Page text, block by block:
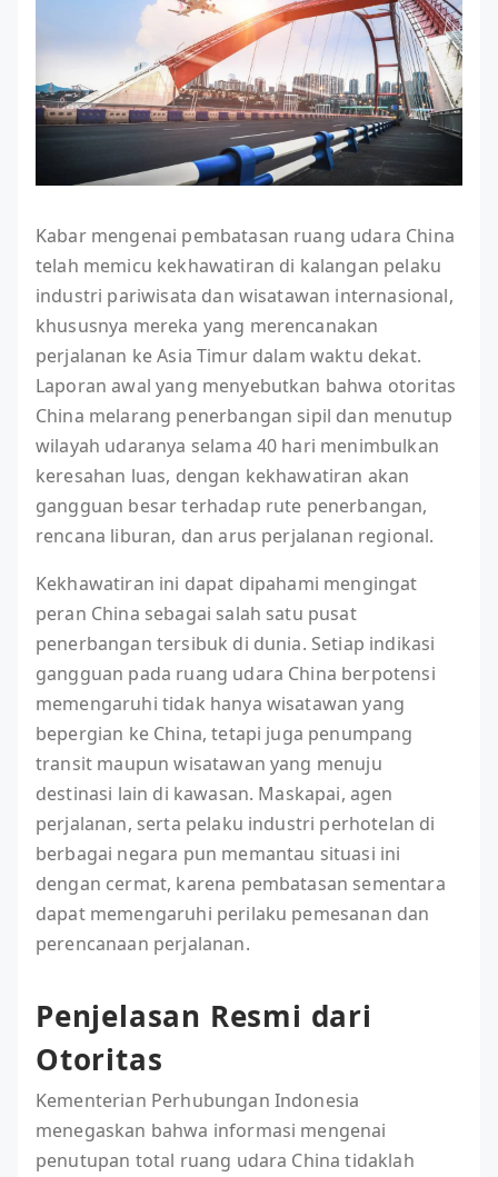
Kabar mengenai pembatasan ruang udara China
telah memicu kekhawatiran di kalangan pelaku
industri pariwisata dan wisatawan internasional,
khususnya mereka yang merencanakan
perjalanan ke Asia Timur dalam waktu dekat.
Laporan awal yang menyebutkan bahwa otoritas
China melarang penerbangan sipil dan menutup
wilayah udaranya selama 40 hari menimbulkan
keresahan luas, dengan kekhawatiran akan
gangguan besar terhadap rute penerbangan,
rencana liburan, dan arus perjalanan regional.
Kekhawatiran ini dapat dipahami mengingat
peran China sebagai salah satu pusat
penerbangan tersibuk di dunia. Setiap indikasi
gangguan pada ruang udara China berpotensi
memengaruhi tidak hanya wisatawan yang
bepergian ke China, tetapi juga penumpang
transit maupun wisatawan yang menuju
destinasi lain di kawasan. Maskapai, agen
perjalanan, serta pelaku industri perhotelan di
berbagai negara pun memantau situasi ini
dengan cermat, karena pembatasan sementara
dapat memengaruhi perilaku pemesanan dan
perencanaan perjalanan.
Penjelasan Resmi dari
Otoritas
Kementerian Perhubungan Indonesia
menegaskan bahwa informasi mengenai
penutupan total ruang udara China tidaklah